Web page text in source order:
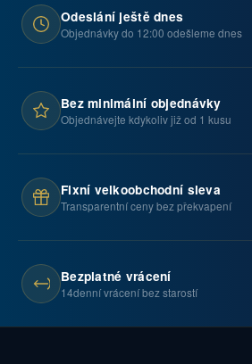
Odeslání ještě dnes
Objednávky do 12:00 odešleme dnes
Bez minimální objednávky
Objednávejte kdykoliv již od 1 kusu
Fixní velkoobchodní sleva
Transparentní ceny bez překvapení
Bezplatné vrácení
14denní vrácení bez starostí